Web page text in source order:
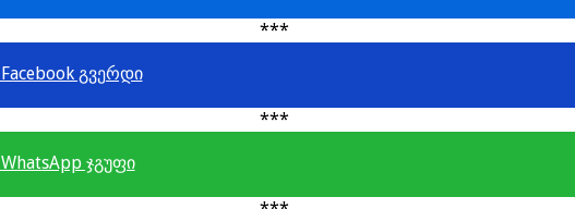
***
Facebook გვერდი
***
WhatsApp ჯგუფი